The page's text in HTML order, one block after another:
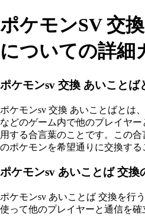
ポケモンSV 交
についての詳細
ポケモンsv 交換 あいことば
ポケモンsv 交換 あいことばとは
などのゲーム内で他のプレイヤ
用する合言葉のことです。この
のポケモンを希望通りに交換する
ポケモンsv あいことば 交換
ポケモンsv あいことば 交換を行
使って他のプレイヤーと通信を